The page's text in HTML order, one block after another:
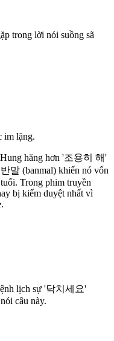
trong lời nói suồng sã
im lặng.
hăng hơn '조용히 해'
말 (banmal) khiến nó vốn
Trong phim truyền
bị kiểm duyệt nhất vì
lịch sự '닥치세요'
câu này.